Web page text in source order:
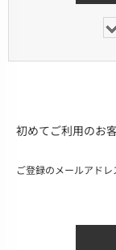
初めてご利用のお
ご登録のメールアド